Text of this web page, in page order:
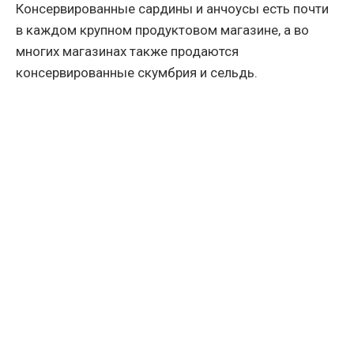
Консервированные сардины и анчоусы есть почти
в каждом крупном продуктовом магазине, а во
многих магазинах также продаются
консервированные скумбрия и сельдь.